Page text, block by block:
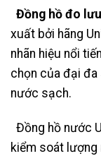
Đồng hồ đo
xuất bởi hãng
nhãn hiệu nổi
chọn của đại
nước sạch.
Đồng hồ nước
kiểm soát